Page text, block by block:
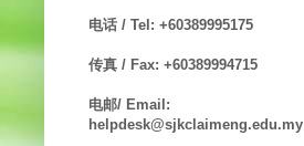
电话 / Tel: +60389995175
传真 / Fax: +60389994715
电邮/ Email:
helpdesk@sjkclaimeng.edu.my